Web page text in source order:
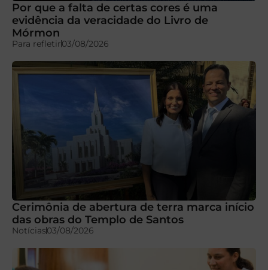
Por que a falta de certas cores é uma
evidência da veracidade do Livro de
Mórmon
Para refletir03/08/2026
Cerimônia de abertura de terra marca início
das obras do Templo de Santos
Notícias03/08/2026